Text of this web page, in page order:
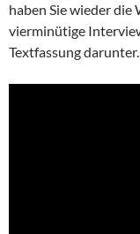
haben Sie wieder die
vierminütige
Textfassung darunter.